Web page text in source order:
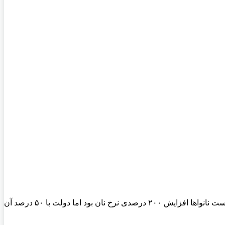
به گزارش بازار، هفته گذشته صحبت‌هایی از تغییر قیمت نان در استان تهران شد. برخی از اعضای اتحادیه نانوایان سنتی عنوان کردند، درخواست نانواها افزایش ۲۰۰ درصدی نرخ نان بود اما دولت با ۵۰ درصد آن